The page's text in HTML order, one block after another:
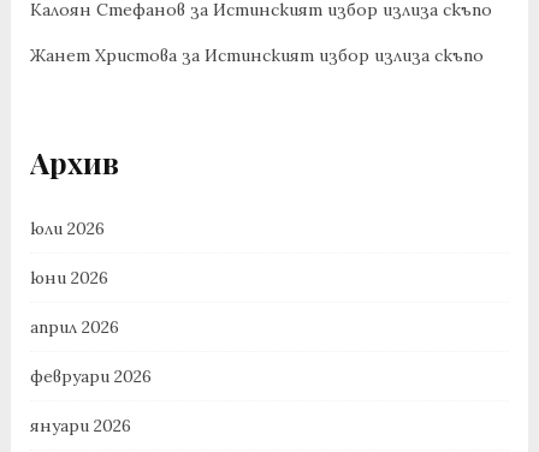
Калоян Стефанов за Истинският избор излиза скъпо
Жанет Христова за Истинският избор излиза скъпо
Архив
юли 2026
юни 2026
април 2026
февруари 2026
януари 2026